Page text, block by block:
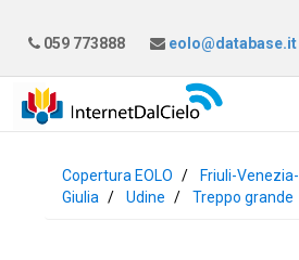
059 773888 eolo@database.it
Copertura EOLO
Friuli-Venezia-
Giulia
Udine Treppo grande